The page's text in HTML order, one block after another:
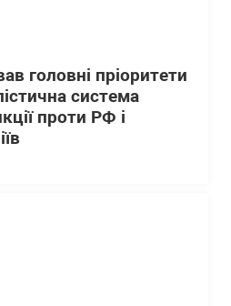
головні пріоритети
система
проти РФ і